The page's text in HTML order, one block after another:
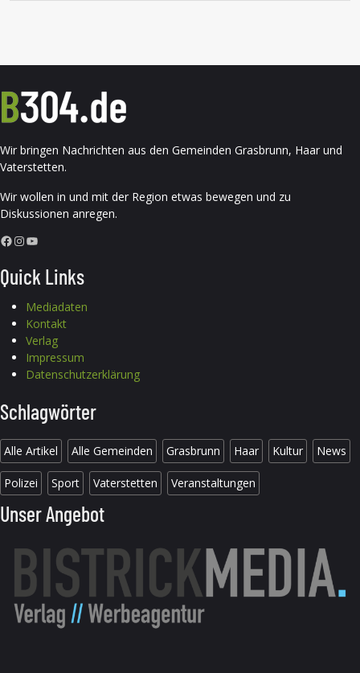
Wir bringen Nachrichten aus den Gemeinden Grasbrunn, Haar und
Vaterstetten.
Wir wollen in und mit der Region etwas bewegen und zu
Diskussionen anregen.
Facebook InstagramYouTube
Quick Links
Mediadaten
Kontakt
Verlag
Impressum
Datenschutzerklärung
Schlagwörter
Alle Artikel Alle Gemeinden Grasbrunn Haar Kultur News
Polizei Sport Vaterstetten Veranstaltungen
Unser Angebot